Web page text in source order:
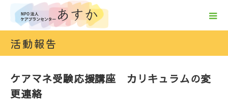
活動報告
ケアマネ受験応援講座 カリキュラムの変
更連絡